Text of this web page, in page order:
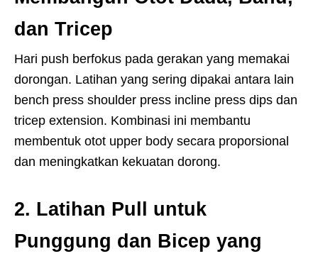
dan Tricep
Hari push berfokus pada gerakan yang memakai
dorongan. Latihan yang sering dipakai antara lain
bench press shoulder press incline press dips dan
tricep extension. Kombinasi ini membantu
membentuk otot upper body secara proporsional
dan meningkatkan kekuatan dorong.
2. Latihan Pull untuk
Punggung dan Bicep yang